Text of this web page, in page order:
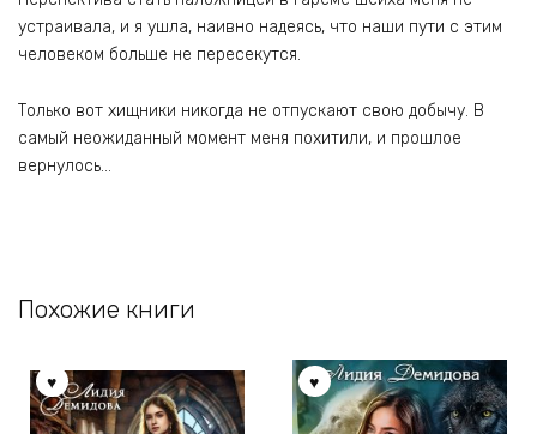
устраивала, и я ушла, наивно надеясь, что наши пути с этим
человеком больше не пересекутся.
Только вот хищники никогда не отпускают свою добычу. В
самый неожиданный момент меня похитили, и прошлое
вернулось…
Похожие книги